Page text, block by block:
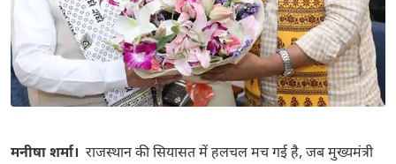
मनीषा शर्मा। राजस्थान की सियासत में हलचल मच गई है, जब मुख्यमंत्री